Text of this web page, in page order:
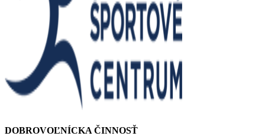
DOBROVOĽNÍCKA ČINNOSŤ